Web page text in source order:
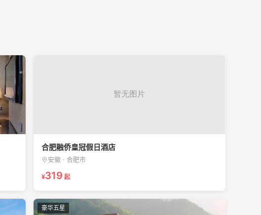
合肥融侨皇冠假日酒店
安徽 · 合肥市
¥319 起
豪华五星